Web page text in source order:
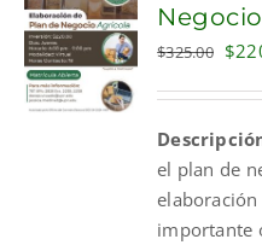
ADD TO
CART
$325.00 $
el plan de
importante